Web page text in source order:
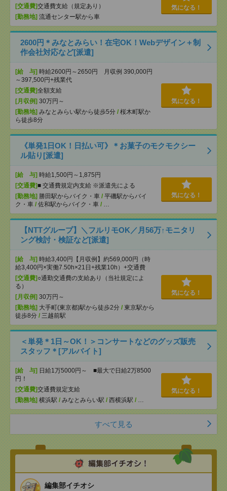
[交通費]交通費支給（規定あり）
[勤務地] 流通センター駅から車
気になる！
2600円＊みなとみらい！在宅OK！Webデザイン＋制
作会社対応など[派遣]
[給 与] 時給2600円～2650円 月収例 390,000円
～397,500円+残業代
[交通費]全額支給
[月収例] 30万円～
[勤務地] みなとみらい駅から徒歩5分 / 桜木町駅か
ら徒歩8分
気になる！
《単発1日OK！日払い可》＊お菓子のモクモクシー
ル貼り[派遣]
[給 与] 時給1,500円～1,875円
[交通費]■ 交通費規定内支給 ※派遣先による
[勤務地] 勝田駅からバイク・車 / 平磯駅からバイ
ク・車 / 佐和駅からバイク・車 / …
気になる！
【NTTグループ】＼フルリモOK／月56万↑モニタリ
ング検討・検証など[派遣]
[給 与] 時給3,400円【月収例】約569,000円（時
給3,400円×実働7.50h×21日+残業10h）+交通費
[交通費] ○通勤交通費の支給あり（当社規定によ
る）
[月収例] 30万円～
[勤務地] 大手町(東京都)駅から徒歩2分 / 東京駅から
徒歩8分 / 三越前駅
気になる！
＜単発＊1日～OK！＞コンサートなどのグッズ販売
スタッフ＊[アルバイト]
[給 与] 日給1万5000円～ ■最大で日給2万8500
円！
[交通費]交通費規定支給
[勤務地] 横浜駅 / みなとみらい駅 / 西横浜駅 / …
気になる！
すべて見る
編集部イチオシ